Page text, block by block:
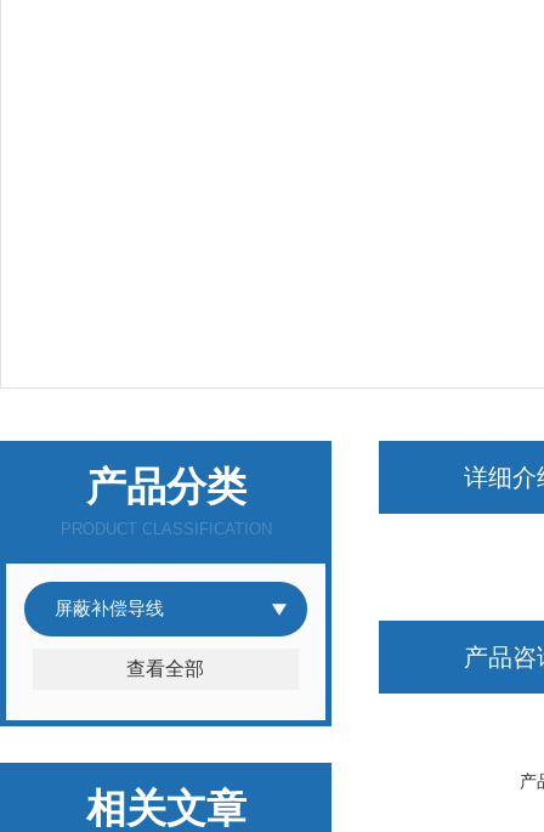
产品分类
PRODUCT CLASSIFICATION
屏蔽补偿导线
查看全部
相关文章
详细介
产品咨
产